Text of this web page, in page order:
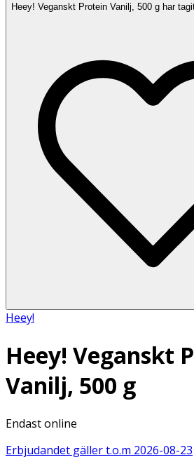
Heey! Veganskt Protein Vanilj, 500 g har
Heey!
Heey! Veganskt
Vanilj, 500 g
Endast online
Erbjudandet gäller t.o.m 2026-08-23